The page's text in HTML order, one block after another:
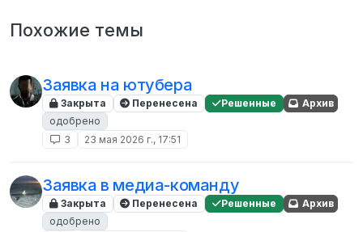
Похожие темы
Заявка на ютубера
Закрыта Перенесена Решенные
Архив
одобрено
3
23 мая 2026 г., 17:51
Заявка в медиа-команду
Закрыта Перенесена Решенные
Архив
одобрено